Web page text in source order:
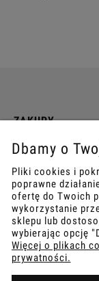
ZAKUPY
INFO
REGULAMINY
COPYRIGHT © 2021
TEMPISH.
Dbamy o
Pliki cookies i
poprawne
ofertę do Twoich
wykorzystanie
sklepu lub
wybierając opcję
Więcej o plikach
prywatności.